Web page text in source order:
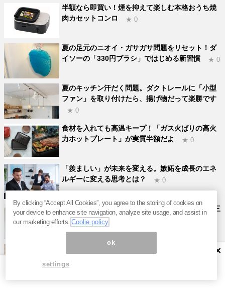
半額なら即買い！煙を抑えて楽しむ本格おうち焼
肉カセットコンロ
★ 0
夏の足元のニオイ・ガサガサ問題をリセット！ダ
イソーの「330円ブラシ」ではじめる新習慣
★ 0
夏のキッチン汗だく問題。ダクトレールに「小型
ファン」を取り付けたら、揚げ物だって楽勝です
★ 0
食材を入れても高温キープ！「ガス火ばりの高火
力ホットプレート」が実質半額だよ
★ 0
「羨ましい」が未来を変える。嫉妬を成長のエネ
ルギーに変える思考とは？
★ 0
焼き飯か、チャーハンか？仕込みに2日、旨味の三
大要素を極めた「町中華」伝説メニューに客が殺
★ 0
ロ”が解説
×
By clicking “Accept All Cookies”, you agree to the storing of cookies on
your device to enhance site navigation, analyze site usage, and assist in
our marketing efforts.Coolie policy
ok
settings